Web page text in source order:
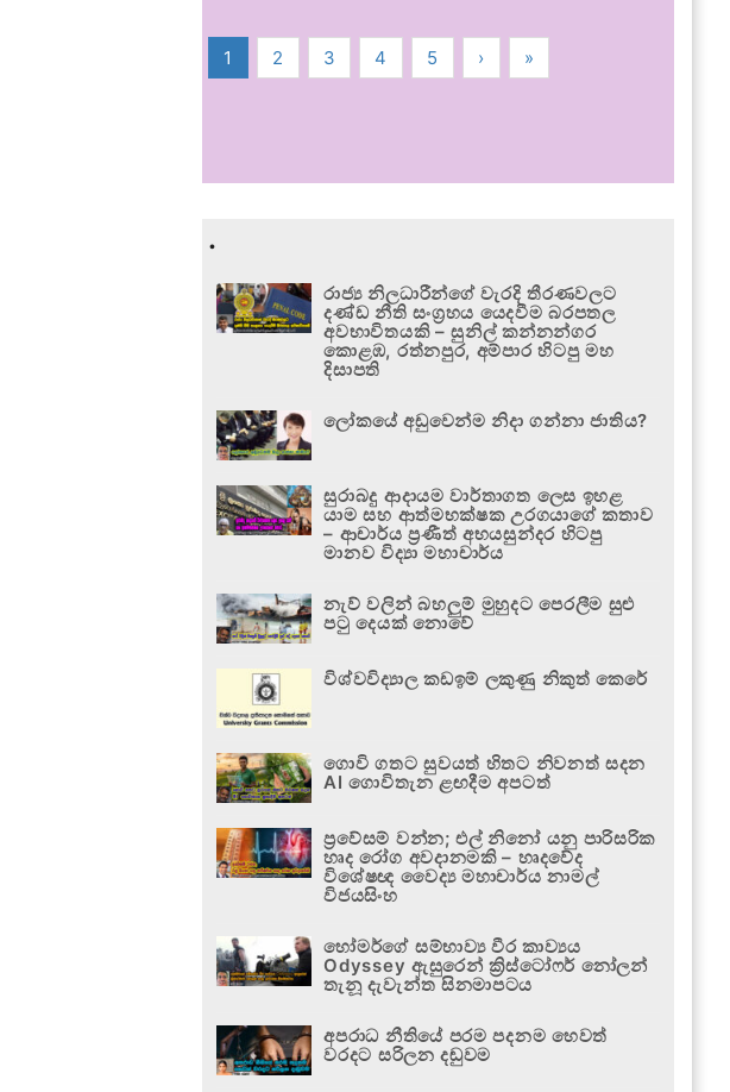
1 2 3 4 5 › »
.
රාජ්‍ය නිලධාරීන්ගේ වැරදි තීරණවලට
දණ්ඩ නීති සංග්‍රහය යෙදවීම බරපතල
අවභාවිතයකි – සුනිල් කන්නන්ගර
කොළඹ, රත්නපුර, අම්පාර හිටපු මහ
දිසාපති
ලෝකයේ අඩුවෙන්ම නිදා ගන්නා ජාතිය?
සුරාබදු ආදායම වාර්තාගත ලෙස ඉහළ
යාම සහ ආත්මභක්ෂක උරගයාගේ කතාව
– ආචාර්ය ප්‍රණීත් අභයසුන්දර හිටපු
මානව විද්‍යා මහාචාර්ය
නැව් වලින් බහලුම් මුහුදට පෙරලීම සුළු
පටු දෙයක් නොවේ
විශ්වවිද්‍යාල කඩඉම් ලකුණු නිකුත් කෙරේ
ගොවි ගතට සුවයත් හිතට නිවනත් සදන
AI ගොවිතැන ළඟදීම අපටත්
ප්‍රවේසම් වන්න; එල් නිනෝ යනු පාරිසරික
හෘද රෝග අවදානමකි – හෘදවේද
විශේෂඥ වෛද්‍ය මහාචාර්ය නාමල්
විජයසිංහ
හෝමර්ගේ සම්භාව්‍ය වීර කාව්‍යය
Odyssey ඇසුරෙන් ක්‍රිස්ටෝෆර් නෝලන්
තැනූ දැවැන්ත සිනමාපටය
අපරාධ නීතියේ පරම පදනම හෙවත්
වරදට සරිලන දඬුවම